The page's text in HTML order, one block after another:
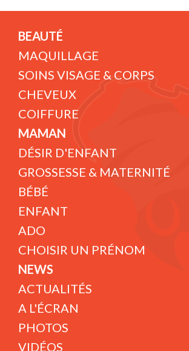
BEAUTÉ
MAQUILLAGE
SOINS VISAGE & CORPS
CHEVEUX
COIFFURE
MAMAN
DÉSIR D'ENFANT
GROSSESSE & MATERNITÉ
BÉBÉ
ENFANT
ADO
CHOISIR UN PRÉNOM
NEWS
ACTUALITÉS
A L'ÉCRAN
PHOTOS
VIDÉOS